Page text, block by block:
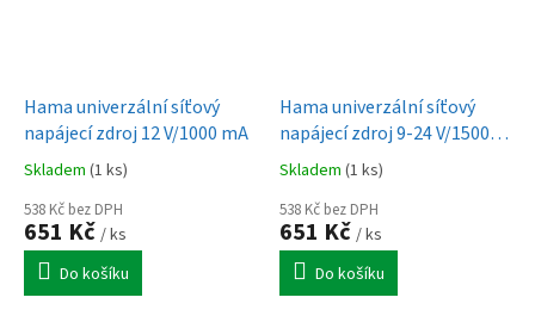
Hama univerzální síťový
napájecí zdroj 12 V/1000 mA
Skladem (1 ks)
538 Kč bez DPH
651 Kč / ks
Do košíku
Hama univerzální síťový
napájecí zdroj 9-24 V/1500
mA, nastavitelný, 7
konektorů
Skladem (1 ks)
538 Kč bez DPH
651 Kč / ks
Do košíku